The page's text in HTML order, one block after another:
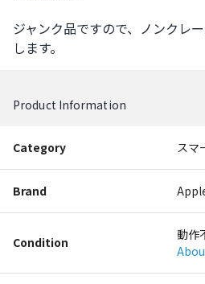
ジャンク品ですので、ノンクレ
します。
Product Information
Category スマ
Brand
Condition
動作